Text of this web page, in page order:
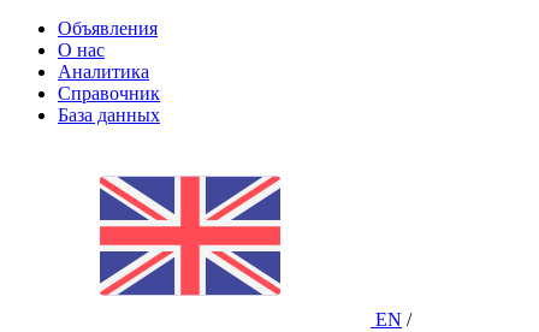
Объявления
О нас
Аналитика
Справочник
База данных
EN /